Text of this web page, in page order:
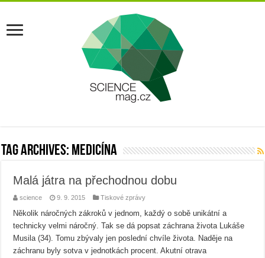
Tag Archives: medicína
Malá játra na přechodnou dobu
science 9. 9. 2015 Tiskové zprávy
Několik náročných zákroků v jednom, každý o sobě unikátní a
technicky velmi náročný. Tak se dá popsat záchrana života Lukáše
Musila (34). Tomu zbývaly jen poslední chvíle života. Naděje na
záchranu byly sotva v jednotkách procent. Akutní otrava